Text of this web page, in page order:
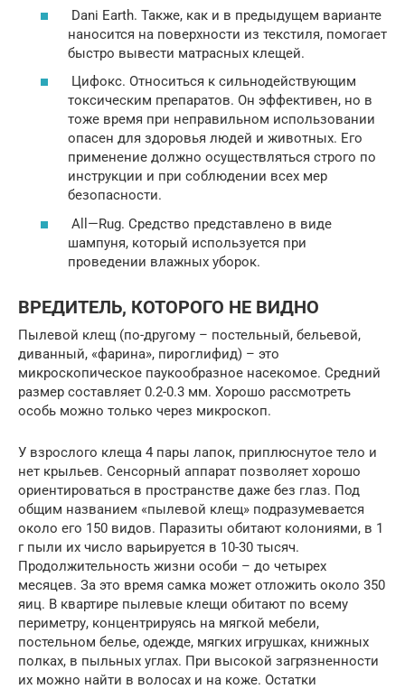
Dani Earth. Также, как и в предыдущем варианте
наносится на поверхности из текстиля, помогает
быстро вывести матрасных клещей.
Цифокс. Относиться к сильнодействующим
токсическим препаратов. Он эффективен, но в
тоже время при неправильном использовании
опасен для здоровья людей и животных. Его
применение должно осуществляться строго по
инструкции и при соблюдении всех мер
безопасности.
All—Rug. Средство представлено в виде
шампуня, который используется при
проведении влажных уборок.
ВРЕДИТЕЛЬ, КОТОРОГО НЕ ВИДНО
Пылевой клещ (по-другому – постельный, бельевой,
диванный, «фарина», пироглифид) – это
микроскопическое паукообразное насекомое. Средний
размер составляет 0.2-0.3 мм. Хорошо рассмотреть
особь можно только через микроскоп.
У взрослого клеща 4 пары лапок, приплюснутое тело и
нет крыльев. Сенсорный аппарат позволяет хорошо
ориентироваться в пространстве даже без глаз. Под
общим названием «пылевой клещ» подразумевается
около его 150 видов. Паразиты обитают колониями, в 1
г пыли их число варьируется в 10-30 тысяч.
Продолжительность жизни особи – до четырех
месяцев. За это время самка может отложить около 350
яиц. В квартире пылевые клещи обитают по всему
периметру, концентрируясь на мягкой мебели,
постельном белье, одежде, мягких игрушках, книжных
полках, в пыльных углах. При высокой загрязненности
их можно найти в волосах и на коже. Остатки